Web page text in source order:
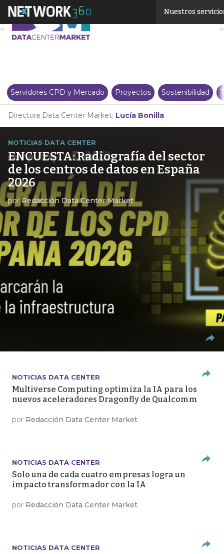
Nuestros
Servidores CPD y Mercado Proyectos Sostenibilidad
Directora Data Center Market: Lucía Bonilla
NOTICIAS DATA CENTER
ENCUESTA: Radiografía del sector
de los centros de datos en España
2026
porRedacción Data Center Market
NOTICIAS DATA CENTER
Multiverse Computing optimiza la IA para los
nuevos aceleradores Dragonfly de Qualcomm
por Redacción Data Center Market
NOTICIAS DATA CENTER
Solo una de cada cuatro empresas logra un
impacto transformador con la IA
por Redacción Data Center Market
NOTICIAS DATA CENTER